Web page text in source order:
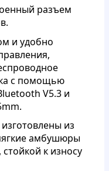
разъем
и удобно
с помощью
V5.3 и
из
амбушюры
к износу